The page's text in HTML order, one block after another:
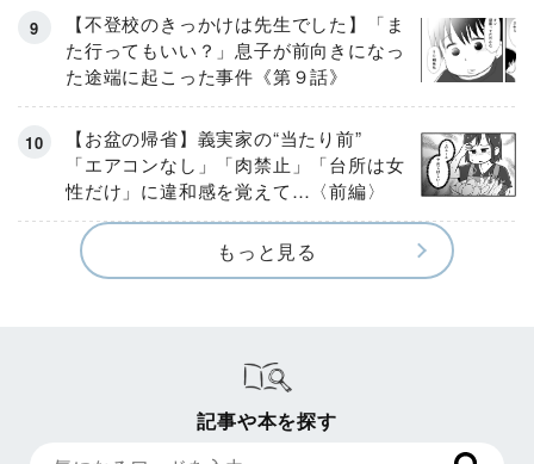
【不登校のきっかけは先生でした】「ま
た行ってもいい？」息子が前向きになっ
た途端に起こった事件《第９話》
【お盆の帰省】義実家の“当たり前”
「エアコンなし」「肉禁止」「台所は女
性だけ」に違和感を覚えて…〈前編〉
もっと見る
記事や本を探す